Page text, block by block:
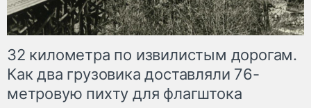
32 километра по извилистым дорогам.
Как два грузовика доставляли 76-
метровую пихту для флагштока